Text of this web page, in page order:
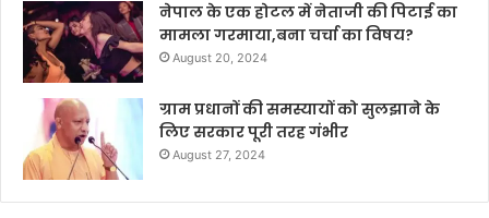
नेपाल के एक होटल में नेताजी की पिटाई का
मामला गरमाया,बना चर्चा का विषय?
August 20, 2024
ग्राम प्रधानों की समस्यायों को सुलझाने के
लिए सरकार पूरी तरह गंभीर
August 27, 2024